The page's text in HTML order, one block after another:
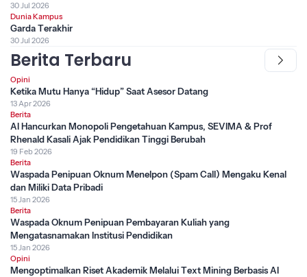
30 Jul 2026
Dunia Kampus
Garda Terakhir
30 Jul 2026
Berita Terbaru
Opini
Ketika Mutu Hanya “Hidup” Saat Asesor Datang
13 Apr 2026
Berita
AI Hancurkan Monopoli Pengetahuan Kampus, SEVIMA & Prof
Rhenald Kasali Ajak Pendidikan Tinggi Berubah
19 Feb 2026
Berita
Waspada Penipuan Oknum Menelpon (Spam Call) Mengaku Kenal
dan Miliki Data Pribadi
15 Jan 2026
Berita
Waspada Oknum Penipuan Pembayaran Kuliah yang
Mengatasnamakan Institusi Pendidikan
15 Jan 2026
Opini
Mengoptimalkan Riset Akademik Melalui Text Mining Berbasis AI